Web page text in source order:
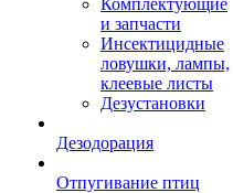
Комплектующие
и запчасти
Инсектицидные
ловушки, лампы,
клеевые листы
Дезустановки
Дезодорация
Отпугивание птиц